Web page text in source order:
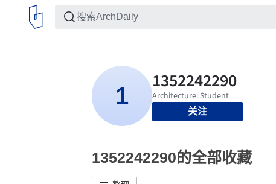
关注
1352242290的全部收藏